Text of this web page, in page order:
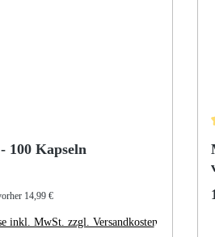
100 Kapseln
Preis:
14,99 €
inkl. MwSt. zzgl. Versandkosten